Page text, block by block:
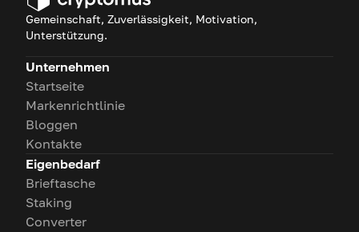
Gemeinschaft, Zuverlässigkeit, Motivation,
Unterstützung.
Unternehmen
Startseite
Markenrichtlinie
Bloggen
Kontakte
Eigenbedarf
Brieftasche
Staking
Converter